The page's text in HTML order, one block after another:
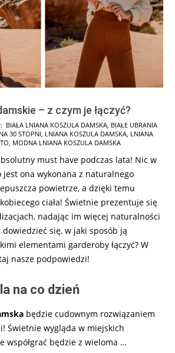
– z czym je łączyć?
BIAŁA LNIANA KOSZULA DAMSKA BIAŁE UBRANIA
30 STOPNI LNIANA KOSZULA DAMSKA LNIANA
MODNA LNIANA KOSZULA DAMSKA
must have podczas lata! Nic w
jest ona wykonana z naturalnego
powietrze, a dzięki temu
ciała! Świetnie prezentuje się
nadając im więcej naturalności
dowiedzieć się, w jaki sposób ją
elementami garderoby łączyć? W
nasze podpowiedzi!
na co dzień
będzie cudownym rozwiązaniem
Świetnie wygląda w miejskich
współgrać będzie z wieloma …